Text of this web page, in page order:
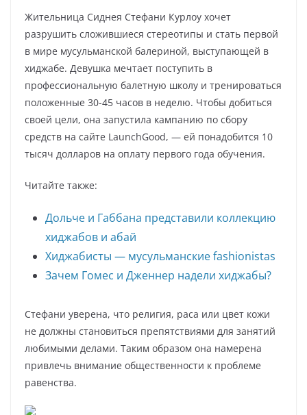
Жительница Сиднея Стефани Курлоу хочет
разрушить сложившиеся стереотипы и стать первой
в мире мусульманской балериной, выступающей в
хиджабе. Девушка мечтает поступить в
профессиональную балетную школу и тренироваться
положенные 30-45 часов в неделю. Чтобы добиться
своей цели, она запустила кампанию по сбору
средств на сайте LaunchGood, — ей понадобится 10
тысяч долларов на оплату первого года обучения.
Читайте также:
Дольче и Габбана представили коллекцию
хиджабов и абай
Хиджабисты — мусульманские fashionistas
Зачем Гомес и Дженнер надели хиджабы?
Стефани уверена, что религия, раса или цвет кожи
не должны становиться препятствиями для занятий
любимыми делами. Таким образом она намерена
привлечь внимание общественности к проблеме
равенства.